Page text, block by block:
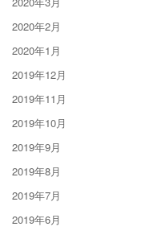
2020年2月
2020年1月
2019年12月
2019年11月
2019年10月
2019年9月
2019年8月
2019年7月
2019年6月